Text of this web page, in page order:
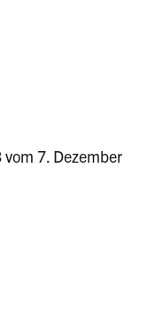
7. Dezember